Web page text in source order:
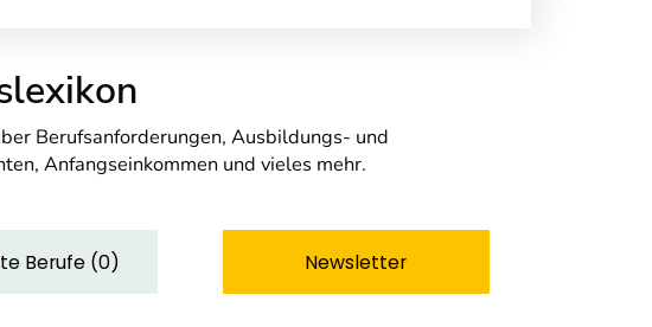
Berufsanforderungen, Ausbildungs- und
Anfangseinkommen und vieles mehr.
Berufe (0) Newsletter